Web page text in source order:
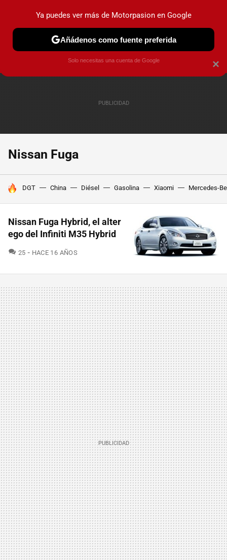
PRUEBAS COCHES ELÉCTRICOS OBSERVATORIO
Nissan Fuga
HOY SE HABLA DE
DGT China Diésel Gasolina Xiaomi Mercedes-
Nissan Fuga Hybrid, el alter
ego del Infiniti M35 Hybrid
25 COMENTARIOS
HACE 16 AÑOS
×
Ya puedes ver más de Motorpasion en Google
Añádenos como fuente preferida
Solo necesitas una cuenta de Google